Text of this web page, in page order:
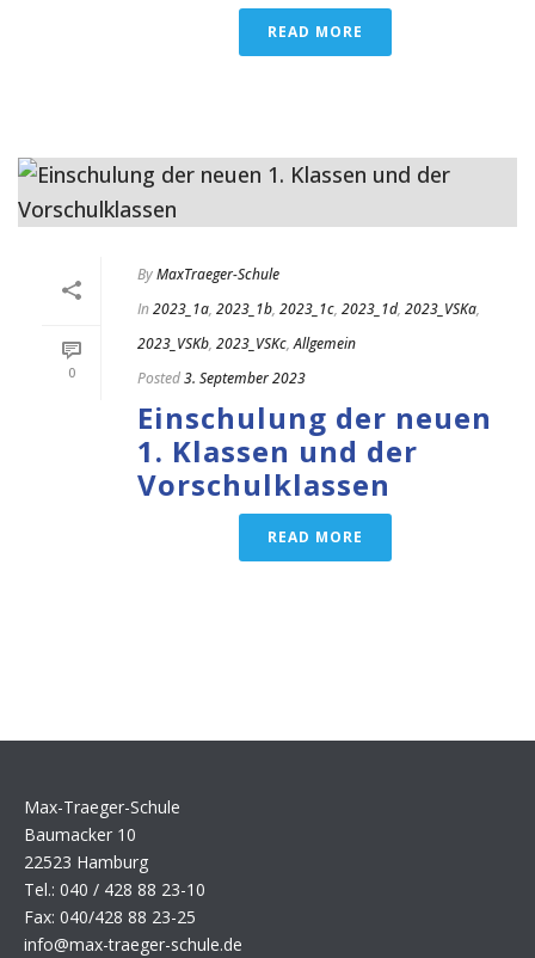
READ MORE
0
ByMaxTraeger-Schule
In2023_1a, 2023_1b, 2023_1c, 2023_1d, 2023_VSKa,
2023_VSKb, 2023_VSKc,Allgemein
Posted3. September 2023
Einschulung der neuen
1. Klassen und der
Vorschulklassen
READ MORE
Max-Traeger-Schule
Baumacker 10
22523 Hamburg
Tel.: 040 / 428 88 23-10
Fax: 040/428 88 23-25
info@max-traeger-schule.de